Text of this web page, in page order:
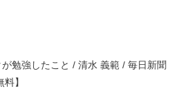
勉強したこと / 清水 義範 / 毎日新聞
】